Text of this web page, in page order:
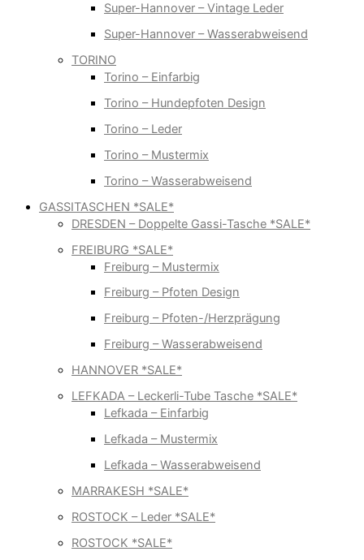
Super-Hannover – Vintage Leder
Super-Hannover – Wasserabweisend
TORINO
Torino – Einfarbig
Torino – Hundepfoten Design
Torino – Leder
Torino – Mustermix
Torino – Wasserabweisend
GASSITASCHEN *SALE*
DRESDEN – Doppelte Gassi-Tasche *SALE*
FREIBURG *SALE*
Freiburg – Mustermix
Freiburg – Pfoten Design
Freiburg – Pfoten-/Herzprägung
Freiburg – Wasserabweisend
HANNOVER *SALE*
LEFKADA – Leckerli-Tube Tasche *SALE*
Lefkada – Einfarbig
Lefkada – Mustermix
Lefkada – Wasserabweisend
MARRAKESH *SALE*
ROSTOCK – Leder *SALE*
ROSTOCK *SALE*